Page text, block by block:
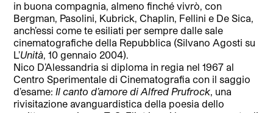
in buona compagnia, almeno finché vivrò, con
Bergman, Pasolini, Kubrick, Chaplin, Fellini e De Sica,
anch’essi come te esiliati per sempre dalle sale
cinematografiche della Repubblica (Silvano Agosti su
L’Unità , 10 gennaio 2004).
Nico D’Alessandria si diploma in regia nel 1967 al
Centro Sperimentale di Cinematografia con il saggio
d’esame: Il canto d’amore di Alfred Prufrock , una
rivisitazione avanguardistica della poesia dello